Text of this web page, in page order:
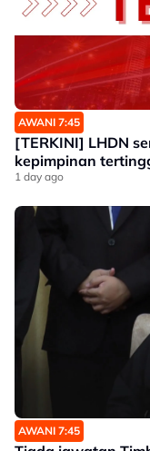
AWANI 7:45
[TERKINI] LHDN
kepimpinan
1 day ago
AWANI 7:45